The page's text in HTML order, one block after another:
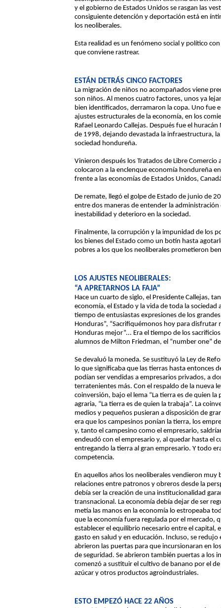
y el gobierno de Estados Unidos se rasgan las
consiguiente detención y deportación está en
los neoliberales.
Esta realidad es un fenómeno social y político
que conviene rastrear.
ESTÁN DETRÁS CINCO FACTORES
La migración de niños no acompañados viene
son niños. Al menos cuatro factores, unos ya
bien identificados, derramaron la copa. Uno fue
ajustes estructurales de la economía, en los
Rafael Leonardo Callejas. Después fue el
de 1998, dejando devastada la infraestructura,
sociedad hondureña.
Vinieron después los Tratados de Libre
colocaron a la enclenque economía hondureña
frente a las economías de Estados Unidos,
De remate, llegó el golpe de Estado de junio de
entre dos maneras de entender la
inestabilidad y deterioro en la sociedad.
Finalmente, la corrupción y la impunidad de los
los bienes del Estado como un botín hasta
pobres a los que los neoliberales prometieron
LOS AJUSTES NEOLIBERALES:
“A APRETARNOS LA FAJA”
Hace un cuarto de siglo, el Presidente Callejas,
economía, el Estado y la vida de toda la
tiempo de entusiastas expresiones de los
Honduras”, “Sacrifiquémonos hoy para disfrutar
Honduras mejor”... Era el tiempo de los
alumnos de Milton Friedman, el “number one” de
Se devaluó la moneda. Se sustituyó la Ley de
lo que significaba que las tierras hasta entonces
podían ser vendidas a empresarios privados, a
terratenientes más. Con el respaldo de la nueva
coinversión, bajo el lema “La tierra es de quien
agraria, “La tierra es de quien la trabaja”. La
medios y pequeños pusieran a disposición de
era que los campesinos ponían la tierra, los
y, tanto el campesino como el empresario,
endeudó con el empresario y, al quedar hasta el
entregando la tierra al gran empresario. Y todo
competencia.
En aquellos años los neoliberales vendieron muy
relaciones entre patronos y obreros desde la
debía ser la creación de una institucionalidad
transnacional. La economía debía dejar de ser
metía las manos en la economía lo estropeaba
que la economía fuera regulada por el mercado,
establecer el equilibrio necesario entre el capital,
gasto en salud y en educación. Incluso, se
abrieron las puertas para que incursionaran en
de seguridad. Se abrieron también puertas a los
comenzó a sustituir el cultivo de banano por el
azúcar y otros productos agroindustriales.
ESTO EMPEZÓ HACE 22 AÑOS